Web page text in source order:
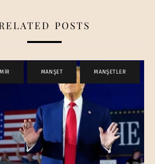
POSTS
MANŞET , MANŞETLER